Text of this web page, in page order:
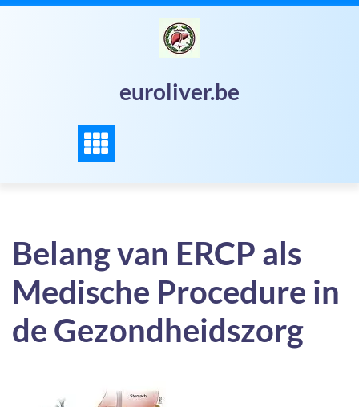
Skip
euroliver.be
Belang van ERCP als
Medische Procedure in
de Gezondheidszorg